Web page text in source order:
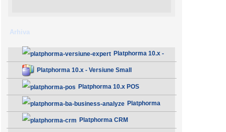
Arhiva
Platphorma 10.x -
Versiune Expert
Platphorma 10.x - Versiune Small
Platphorma 10.x POS
Platphorma
B.A. Analiza afacerii - ClasicPlatphorma CRM